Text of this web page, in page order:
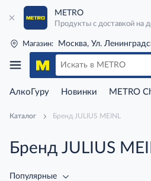
METRO
Продукты с доставкой на
Магазин: Москва, Ул.
АлкоГуру Новинки METRO
Каталог Бренд JULIUS MEINL
Бренд JULIUS
Популярные